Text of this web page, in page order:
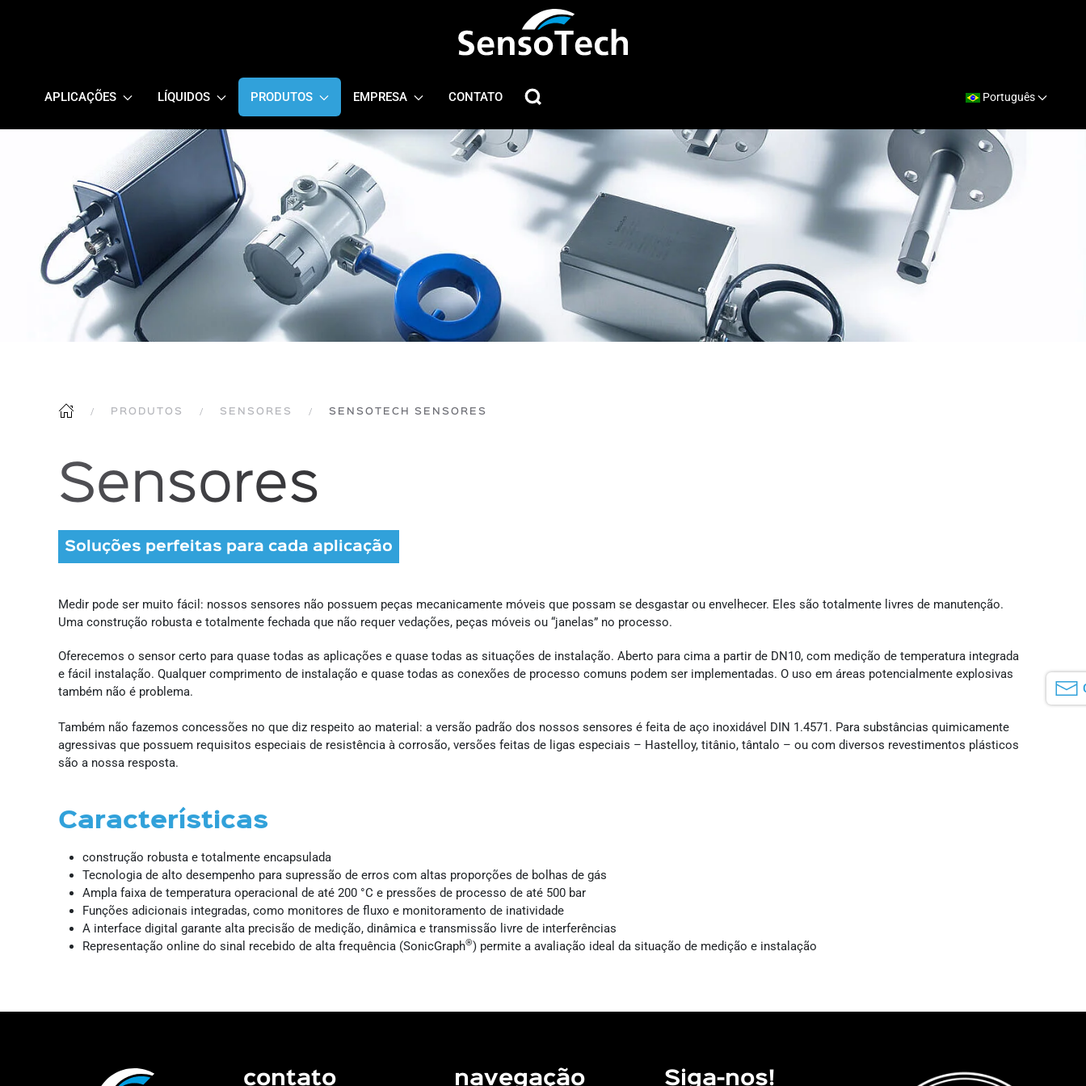
APLICAÇÕES LÍQUIDOS PRODUTOS EMPRESA CONTATO Português
PRODUTOS SENSORES SENSOTECH SENSORES
Sensores
Soluções perfeitas para cada aplicação
Medir pode ser muito fácil: nossos sensores não possuem peças mecanicamente móveis que possam se desgastar ou envelhecer. Eles são totalmente livres de manutenção.
Uma construção robusta e totalmente fechada que não requer vedações, peças móveis ou “janelas” no processo.
Oferecemos o sensor certo para quase todas as aplicações e quase todas as situações de instalação. Aberto para cima a partir de DN10, com medição de temperatura integrada
e fácil instalação. Qualquer comprimento de instalação e quase todas as conexões de processo comuns podem ser implementadas. O uso em áreas potencialmente explosivas
também não é problema.
Também não fazemos concessões no que diz respeito ao material: a versão padrão dos nossos sensores é feita de aço inoxidável DIN 1.4571. Para substâncias quimicamente
agressivas que possuem requisitos especiais de resistência à corrosão, versões feitas de ligas especiais – Hastelloy, titânio, tântalo – ou com diversos revestimentos plásticos
são a nossa resposta.
Características
construção robusta e totalmente encapsulada
Tecnologia de alto desempenho para supressão de erros com altas proporções de bolhas de gás
Ampla faixa de temperatura operacional de até 200 °C e pressões de processo de até 500 bar
Funções adicionais integradas, como monitores de fluxo e monitoramento de inatividade
A interface digital garante alta precisão de medição, dinâmica e transmissão livre de interferências
Representação online do sinal recebido de alta frequência (SonicGraph®) permite a avaliação ideal da situação de medição e instalação
contato navegação Siga-nos!